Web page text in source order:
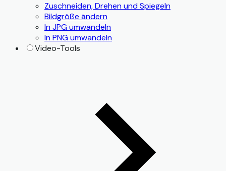
Zuschneiden, Drehen und Spiegeln
Bildgröße ändern
In JPG umwandeln
In PNG umwandeln
Video-Tools